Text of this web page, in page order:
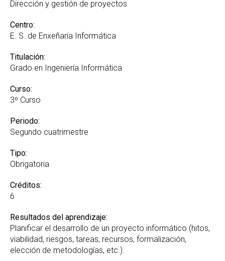
Suplemento Europeo al Título
Dirección y gestión de proyectos
Centro:
E. S. de Enxeñaría Informática
Titulación:
Grado en Ingeniería Informática
Curso:
3º Curso
Periodo:
Segundo cuatrimestre
Tipo:
Obrigatoria
Créditos:
6
Resultados del aprendizaje:
Planificar el desarrollo de un proyecto informático (hitos,
viabilidad, riesgos, tareas, recursos, formalización,
elección de metodologías, etc.).